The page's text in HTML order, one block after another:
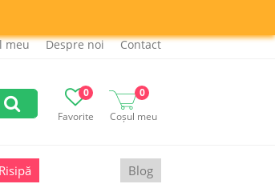
meu Despre noi Contact
Favorite
0
Coșul meu
0
Blog